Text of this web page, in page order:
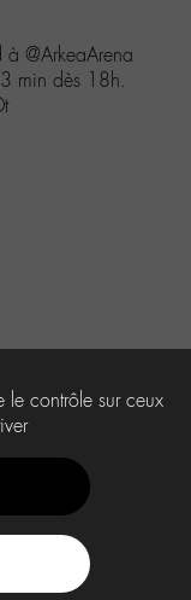
@ArkeaArena
min dès 18h.
le contrôle sur ceux